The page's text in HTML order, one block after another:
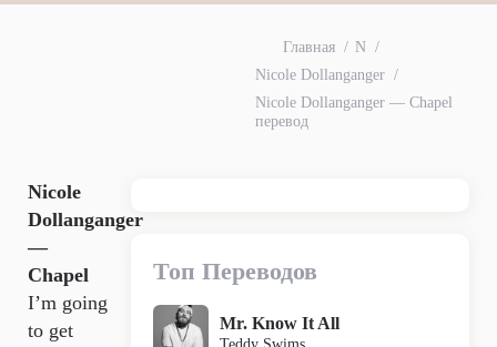
Главная
N
Nicole Dollanganger
Nicole Dollanganger — Chapel
перевод
Nicole
Dollanganger
—
Chapel
I’m going
to get
Топ Переводов
Mr. Know It All
Teddy Swims